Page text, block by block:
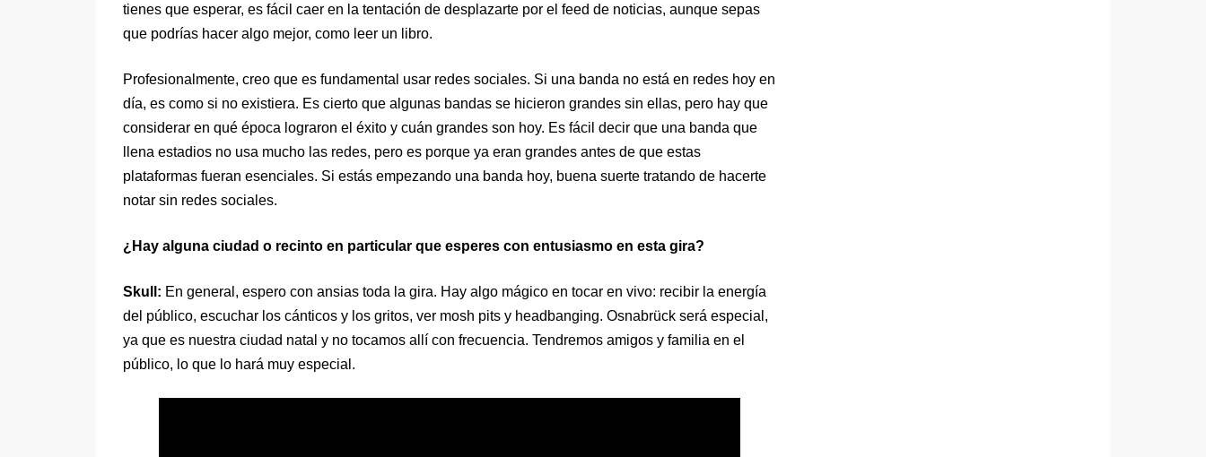
tienes que esperar, es fácil caer en la tentación de desplazarte por el feed de noticias, aunque sepas
que podrías hacer algo mejor, como leer un libro.
Profesionalmente, creo que es fundamental usar redes sociales. Si una banda no está en redes hoy en
día, es como si no existiera. Es cierto que algunas bandas se hicieron grandes sin ellas, pero hay que
considerar en qué época lograron el éxito y cuán grandes son hoy. Es fácil decir que una banda que
llena estadios no usa mucho las redes, pero es porque ya eran grandes antes de que estas
plataformas fueran esenciales. Si estás empezando una banda hoy, buena suerte tratando de hacerte
notar sin redes sociales.
¿Hay alguna ciudad o recinto en particular que esperes con entusiasmo en esta gira?
Skull: En general, espero con ansias toda la gira. Hay algo mágico en tocar en vivo: recibir la energía
del público, escuchar los cánticos y los gritos, ver mosh pits y headbanging. Osnabrück será especial,
ya que es nuestra ciudad natal y no tocamos allí con frecuencia. Tendremos amigos y familia en el
público, lo que lo hará muy especial.